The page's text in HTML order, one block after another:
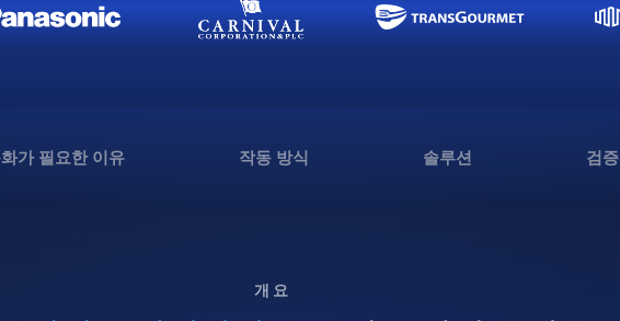
가 필요한 이유 작동 방식 솔루션 검증
개요